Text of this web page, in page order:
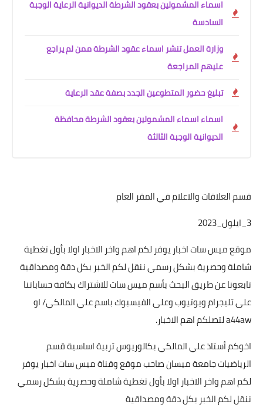
اسماء المشمولين بعقود الشرطة الديوانية الرعاية الوجبة
السادسة
وزارة العمل تنشر اسماء عقود الشرطة ممن لم يراجع
عليهم المراجعة
تبليغ حضور المتطوعين الجدد بصفة عقد الرعاية
اسماء اسماء المشمولين بعقود الشرطة محافظة
الديوانية الوجبة الثالثة
قسم العلاقات والاعلام في المقر العام
3_ايلول_2023
موقع ميس سات اخبار يوفر لكم اهم واخر الاخبار اولا بأول تغطية
شاملة وحصرية بشكل رسمي ننقل لكم الخبر بكل دقة ومصداقية
تابعونا عن طريق البحث بأسم ميس سات للاشتراك بكافة حساباتنا
على تليجرام ويوتيوب وعلى الفيسبوك باسم علي المالكي/ او
a44aw لتصلكم اهم الاخبار.
اخوكم أستاذ علي المالكي بكالوريوس تربية اساسية قسم
الرياضيات جامعة ميسان صاحب موقع وقناة ميس سات اخبار يوفر
لكم اهم واخر الاخبار اولا بأول تغطية شاملة وحصرية بشكل رسمي
ننقل لكم الخبر بكل دقة ومصداقية